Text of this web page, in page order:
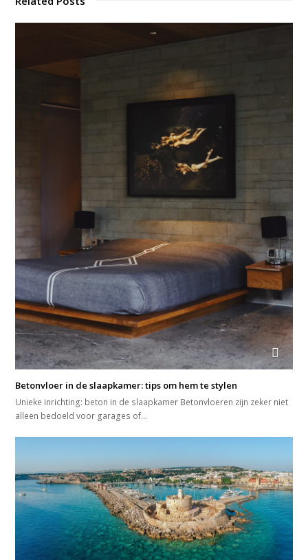
Betonvloer in de slaapkamer: tips om hem te stylen
Unieke inrichting: beton in de slaapkamer Betonvloeren zijn zeker niet
alleen bedoeld voor garages of…